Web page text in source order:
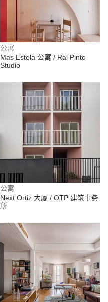
公寓
Mas Estela 公寓 / Rai Pinto
Studio
公寓
Next Ortiz 大厦 / OTP 建筑事务
所